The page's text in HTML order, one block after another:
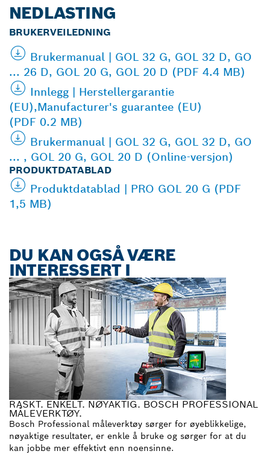
NEDLASTING
BRUKERVEILEDNING
Brukermanual | GOL 32 G, GOL 32 D, GO
... 26 D, GOL 20 G, GOL 20 D (PDF 4.4 MB)
Innlegg | Herstellergarantie
(EU),Manufacturer's guarantee (EU)
(PDF 0.2 MB)
Brukermanual | GOL 32 G, GOL 32 D, GO
... , GOL 20 G, GOL 20 D (Online-versjon)
PRODUKTDATABLAD
Produktdatablad | PRO GOL 20 G (PDF
1,5 MB)
DU KAN OGSÅ VÆRE
INTERESSERT I
RASKT. ENKELT. NØYAKTIG. BOSCH PROFESSIONAL
MÅLEVERKTØY.
Bosch Professional måleverktøy sørger for øyeblikkelige,
nøyaktige resultater, er enkle å bruke og sørger for at du
kan jobbe mer effektivt enn noensinne.